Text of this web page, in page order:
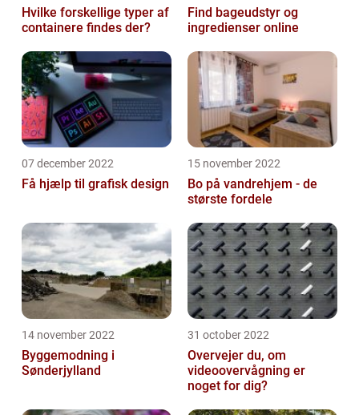
Hvilke forskellige typer af
containere findes der?
Find bageudstyr og
ingredienser online
07 december 2022
Få hjælp til grafisk design
15 november 2022
Bo på vandrehjem - de
største fordele
14 november 2022
Byggemodning i
Sønderjylland
31 october 2022
Overvejer du, om
videoovervågning er
noget for dig?